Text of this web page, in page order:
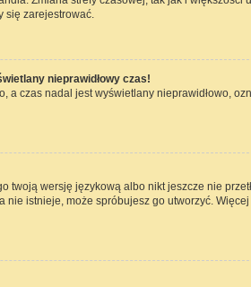
się zarejestrować.
nieprawidłowy czas!
a czas nadal jest wyświetlany nieprawidłowo,
twoją wersję językową albo nikt jeszcze nie
istnieje, może spróbujesz go utworzyć.